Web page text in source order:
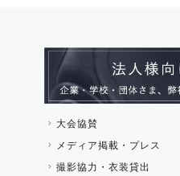
大会協賛
メディア掲載・プレス
撮影協力・衣装貸出